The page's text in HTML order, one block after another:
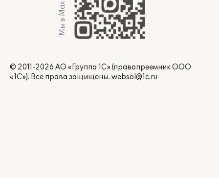
Мы в Max
© 2011-2026 АО «Группа 1С» (правопреемник ООО
«1С»). Все права защищены. websol@1c.ru